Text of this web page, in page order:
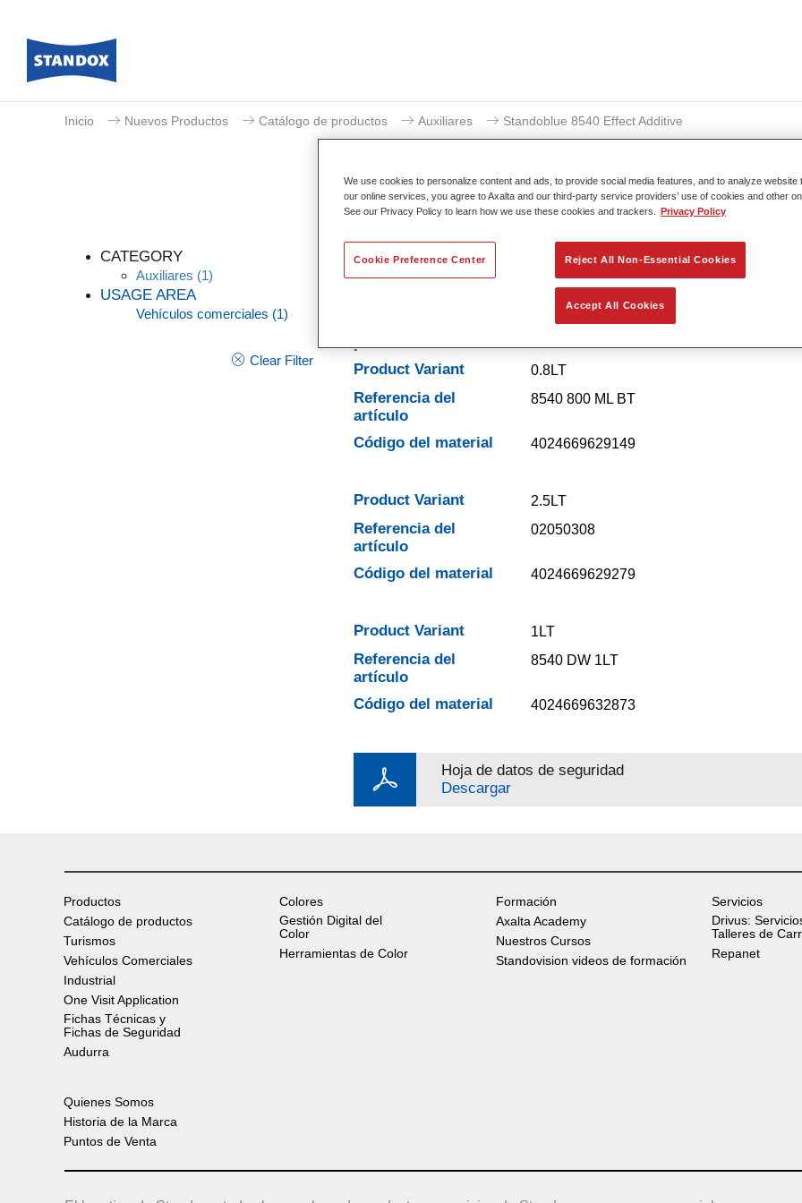
Inicio Nuevos Productos Catálogo de productos Auxiliares Standoblue 8540 Effect Additive
CATEGORY
Auxiliares (1)
USAGE AREA
Vehículos comerciales (1)
Clear Filter
Standoblue 8540
Product Variant
0.8LT
Referencia del
artículo
8540 800 ML BT
Código del material 4024669629149
Product Variant 2.5LT
Referencia del
artículo
02050308
Código del material 4024669629279
Product Variant 1LT
Referencia del
artículo
8540 DW 1LT
Código del material 4024669632873
Hoja de datos de seguridad
Descargar
Productos
Catálogo de productos
Turismos
Vehículos Comerciales
Industrial
One Visit Application
Fichas Técnicas y
Fichas de Seguridad
Audurra
Colores
Gestión Digital del
Color
Herramientas de Color
Formación
Axalta Academy
Nuestros Cursos
Standovision videos de formación
Servicios
Drivus:
Talleres de
Repanet
Quienes Somos
Historia de la Marca
Puntos de Venta
We use cookies to personalize content and ads, to provide social media features, and to analyze website
our online services, you agree to Axalta and our third-party service providers’ use of cookies and other
See our Privacy Policy to learn how we use these cookies and trackers.
Privacy Policy
Reject All Non-Essential Cookies
Accept All Cookies
Cookie Preference Center